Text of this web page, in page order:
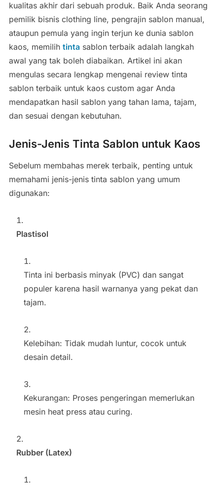
kualitas akhir dari sebuah produk. Baik Anda seorang
pemilik bisnis clothing line, pengrajin sablon manual,
ataupun pemula yang ingin terjun ke dunia sablon
kaos, memilih tintasablon terbaik adalah langkah
awal yang tak boleh diabaikan. Artikel ini akan
mengulas secara lengkap mengenai review tinta
sablon terbaik untuk kaos custom agar Anda
mendapatkan hasil sablon yang tahan lama, tajam,
dan sesuai dengan kebutuhan.
Jenis-Jenis Tinta Sablon untuk Kaos
Sebelum membahas merek terbaik, penting untuk
memahami jenis-jenis tinta sablon yang umum
digunakan:
Plastisol
Tinta ini berbasis minyak (PVC) dan sangat
populer karena hasil warnanya yang pekat dan
tajam.
Kelebihan: Tidak mudah luntur, cocok untuk
desain detail.
Kekurangan: Proses pengeringan memerlukan
mesin heat press atau curing.
Rubber (Latex)